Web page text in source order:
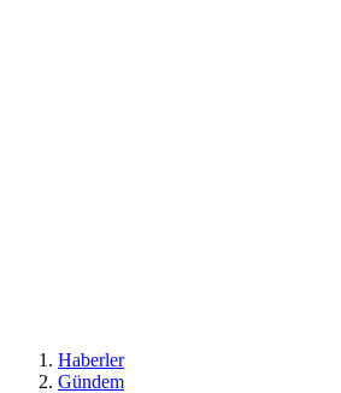
Haberler
Gündem